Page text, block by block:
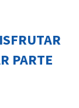
PARTE